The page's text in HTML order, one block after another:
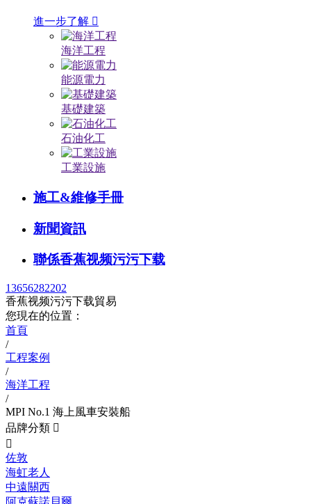
進一步了解 
海洋工程
能源電力
基礎建築
石油化工
工業設施
施工&維修手冊
新聞資訊
聯係香蕉视频污污下载
13656282202
香蕉视频污污下载貿易
您現在的位置：
首頁
/
工程案例
/
海洋工程
/
MPI No.1 海上風車安裝船
品牌分類 

佐敦
海虹老人
中遠關西
阿克蘇諾貝爾